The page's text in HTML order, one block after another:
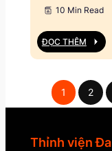
10 Min Read
ĐỌC THÊM
1 2
Thỉnh viện